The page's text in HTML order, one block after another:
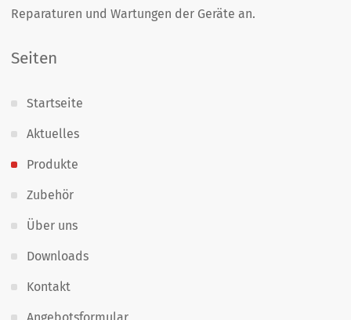
Reparaturen und Wartungen der Geräte an.
Seiten
Startseite
Aktuelles
Produkte
Zubehör
Über uns
Downloads
Kontakt